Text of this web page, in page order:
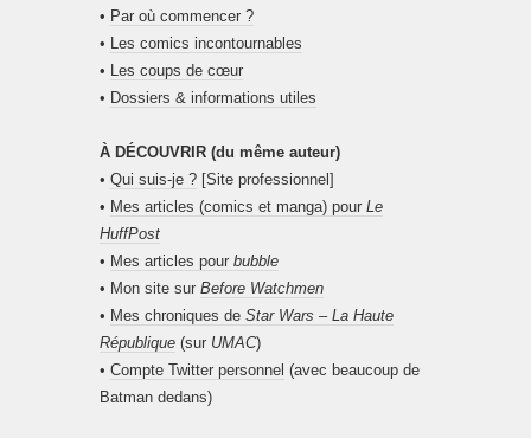
• Par où commencer ?
• Les comics incontournables
• Les coups de cœur
• Dossiers & informations utiles
À DÉCOUVRIR (du même auteur)
• Qui suis-je ? [Site professionnel]
• Mes articles (comics et manga) pour Le
HuffPost
• Mes articles pour bubble
• Mon site sur Before Watchmen
• Mes chroniques de Star Wars – La Haute
République (sur UMAC)
• Compte Twitter personnel (avec beaucoup de
Batman dedans)